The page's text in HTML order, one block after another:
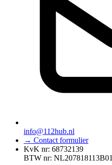
info@112hub.nl
→ Contact formulier
KvK nr: 68732139
BTW nr: NL207818113B01